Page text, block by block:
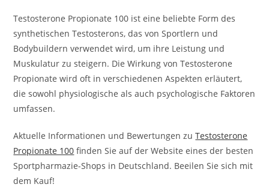
Testosterone Propionate 100 ist eine beliebte Form des
synthetischen Testosterons, das von Sportlern und
Bodybuildern verwendet wird, um ihre Leistung und
Muskulatur zu steigern. Die Wirkung von Testosterone
Propionate wird oft in verschiedenen Aspekten erläutert,
die sowohl physiologische als auch psychologische Faktoren
umfassen.
Aktuelle Informationen und Bewertungen zuTestosterone
Propionate 100 finden Sie auf der Website eines der besten
Sportpharmazie-Shops in Deutschland. Beeilen Sie sich mit
dem Kauf!